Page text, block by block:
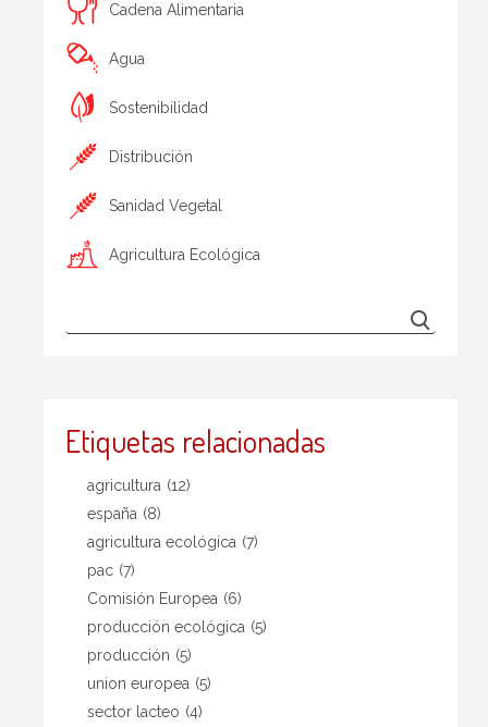
Cadena Alimentaria
Agua
Sostenibilidad
Distribución
Sanidad Vegetal
Agricultura Ecológica
Etiquetas relacionadas
agricultura (12)
españa (8)
agricultura ecológica (7)
pac (7)
Comisión Europea (6)
producción ecológica (5)
producción (5)
union europea (5)
sector lacteo (4)